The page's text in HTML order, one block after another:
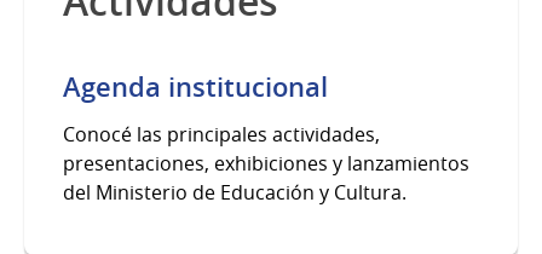
Agenda institucional
Conocé las principales actividades,
presentaciones, exhibiciones y lanzamientos
del Ministerio de Educación y Cultura.